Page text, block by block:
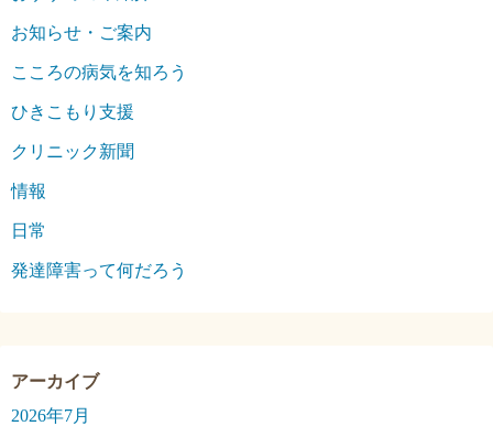
お知らせ・ご案内
こころの病気を知ろう
ひきこもり支援
クリニック新聞
情報
日常
発達障害って何だろう
2026年7月